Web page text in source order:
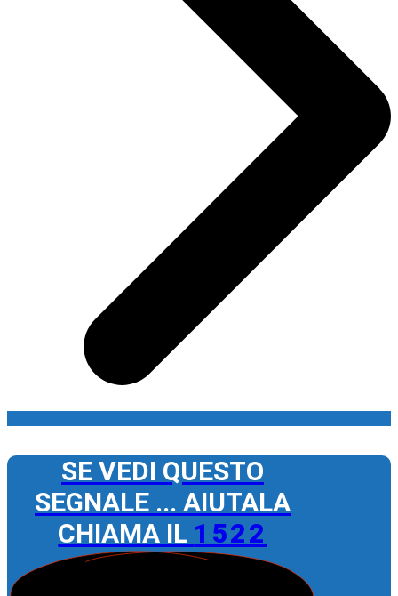
SE VEDI QUESTO
SEGNALE ... AIUTALA
CHIAMA IL 1522